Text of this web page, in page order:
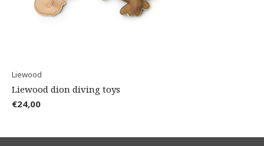
Liewood
Liewood dion diving toys
€24,00